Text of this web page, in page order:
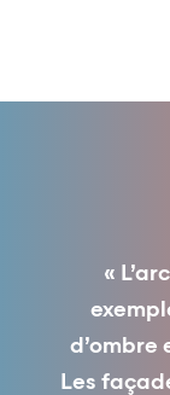
«
d’ombre
Les